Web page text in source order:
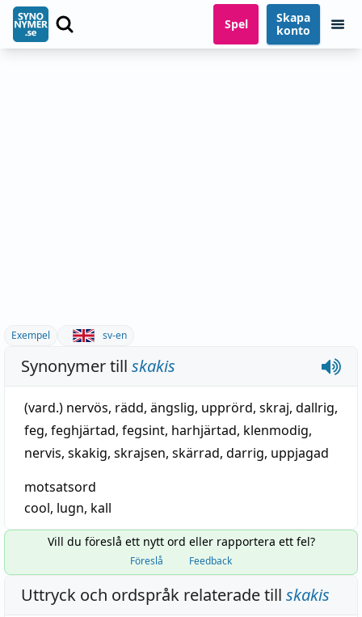
Spel
Skapa
konto
Exempel sv-en
Synonymer till skakis
(vard.) nervös, rädd, ängslig, upprörd, skraj, dallrig,
feg, feghjärtad, fegsint, harhjärtad, klenmodig,
nervis, skakig, skrajsen, skärrad, darrig, uppjagad
motsatsord
cool, lugn, kall
Vill du föreslå ett nytt ord eller rapportera ett fel?
Föreslå Feedback
Uttryck och ordspråk relaterade till skakis